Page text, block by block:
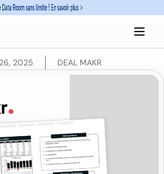
Sachs et
au tapis
2025 DEAL MAKR